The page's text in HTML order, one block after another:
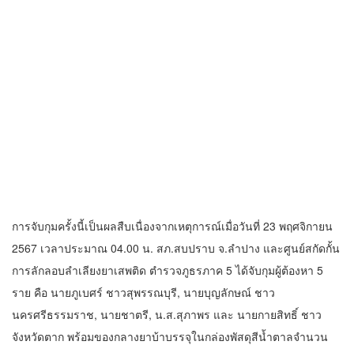
การจับกุมครั้งนี้เป็นผลสืบเนื่องจากเหตุการณ์เมื่อวันที่ 23 พฤศจิกายน
2567 เวลาประมาณ 04.00 น. สภ.สบปราบ จ.ลำปาง และศูนย์สกัดกั้น
การลักลอบลำเลียงยาเสพติด ตำรวจภูธรภาค 5 ได้จับกุมผู้ต้องหา 5
ราย คือ นายภูเบศร์ ชาวสุพรรณบุรี, นายบุญลักษณ์ ชาว
นครศรีธรรมราช, นายชาตรี, น.ส.สุภาพร และ นายกายสิทธิ์ ชาว
จังหวัดตาก พร้อมของกลางยาบ้าบรรจุในกล่องพัสดุสีน้ำตาลจำนวน